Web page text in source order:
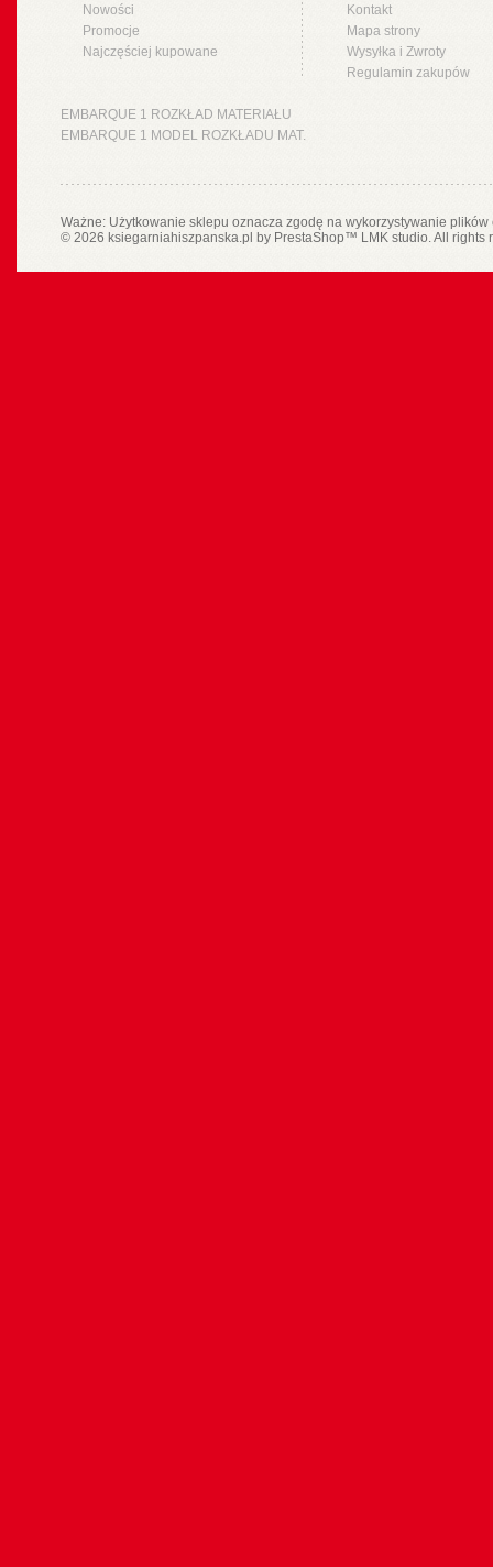
Nowości
Promocje
Najczęściej kupowane
Kontakt
Mapa strony
Wysyłka i Zwroty
Regulamin zakupów
EMBARQUE 1 ROZKŁAD MATERIAŁU
EMBARQUE 1 MODEL ROZKŁADU MAT.
Ważne: Użytkowanie sklepu oznacza zgodę na wykorzystywanie
© 2026 ksiegarniahiszpanska.pl by PrestaShop™ LMK studio. All rights